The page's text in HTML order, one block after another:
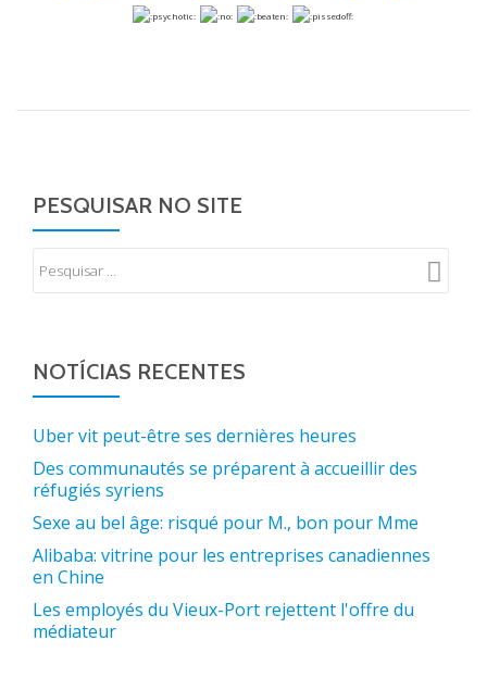
PESQUISAR NO SITE
NOTÍCIAS RECENTES
Uber vit peut-être ses dernières heures
Des communautés se préparent à accueillir des
réfugiés syriens
Sexe au bel âge: risqué pour M., bon pour Mme
Alibaba: vitrine pour les entreprises canadiennes
en Chine
Les employés du Vieux-Port rejettent l'offre du
médiateur